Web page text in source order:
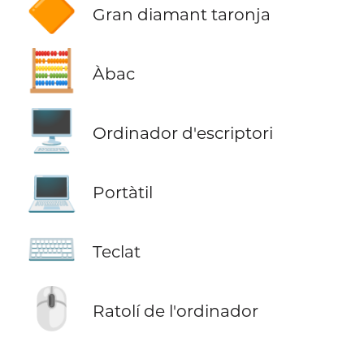
🔶 Gran diamant taronja
🧮 Àbac
🖥️ Ordinador d'escriptori
💻 Portàtil
⌨️ Teclat
🖱️ Ratolí de l'ordinador